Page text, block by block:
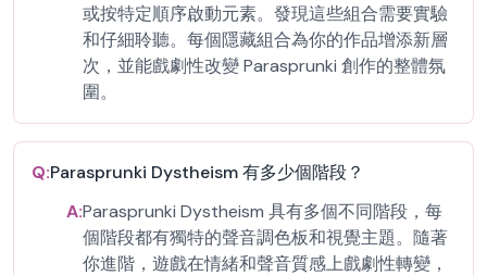
或按特定順序啟動元素。發現這些組合需要實驗
和仔細聆聽。每個隱藏組合為你的作品增添新層
次，並能戲劇性改變 Parasprunki 創作的整體氛
圍。
Q:Parasprunki Dystheism 有多少個階段？
A:Parasprunki Dystheism 具有多個不同階段，每
個階段都有獨特的聲音調色板和視覺主題。隨著
你進階，遊戲在情緒和聲音質感上戲劇性轉變，